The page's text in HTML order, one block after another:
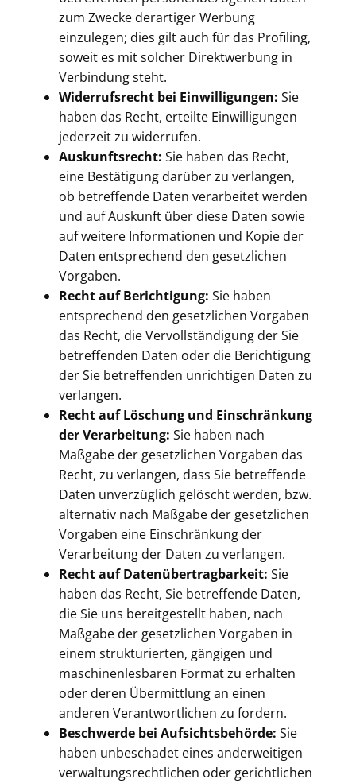
zum Zwecke derartiger Werbung
einzulegen; dies gilt auch für das Profiling,
soweit es mit solcher Direktwerbung in
Verbindung steht.
Widerrufsrecht bei Einwilligungen: Sie
haben das Recht, erteilte Einwilligungen
jederzeit zu widerrufen.
Auskunftsrecht: Sie haben das Recht,
eine Bestätigung darüber zu verlangen,
ob betreffende Daten verarbeitet werden
und auf Auskunft über diese Daten sowie
auf weitere Informationen und Kopie der
Daten entsprechend den gesetzlichen
Vorgaben.
Recht auf Berichtigung: Sie haben
entsprechend den gesetzlichen Vorgaben
das Recht, die Vervollständigung der Sie
betreffenden Daten oder die Berichtigung
der Sie betreffenden unrichtigen Daten zu
verlangen.
Recht auf Löschung und Einschränkung
der Verarbeitung: Sie haben nach
Maßgabe der gesetzlichen Vorgaben das
Recht, zu verlangen, dass Sie betreffende
Daten unverzüglich gelöscht werden, bzw.
alternativ nach Maßgabe der gesetzlichen
Vorgaben eine Einschränkung der
Verarbeitung der Daten zu verlangen.
Recht auf Datenübertragbarkeit: Sie
haben das Recht, Sie betreffende Daten,
die Sie uns bereitgestellt haben, nach
Maßgabe der gesetzlichen Vorgaben in
einem strukturierten, gängigen und
maschinenlesbaren Format zu erhalten
oder deren Übermittlung an einen
anderen Verantwortlichen zu fordern.
Beschwerde bei Aufsichtsbehörde: Sie
haben unbeschadet eines anderweitigen
verwaltungsrechtlichen oder gerichtlichen